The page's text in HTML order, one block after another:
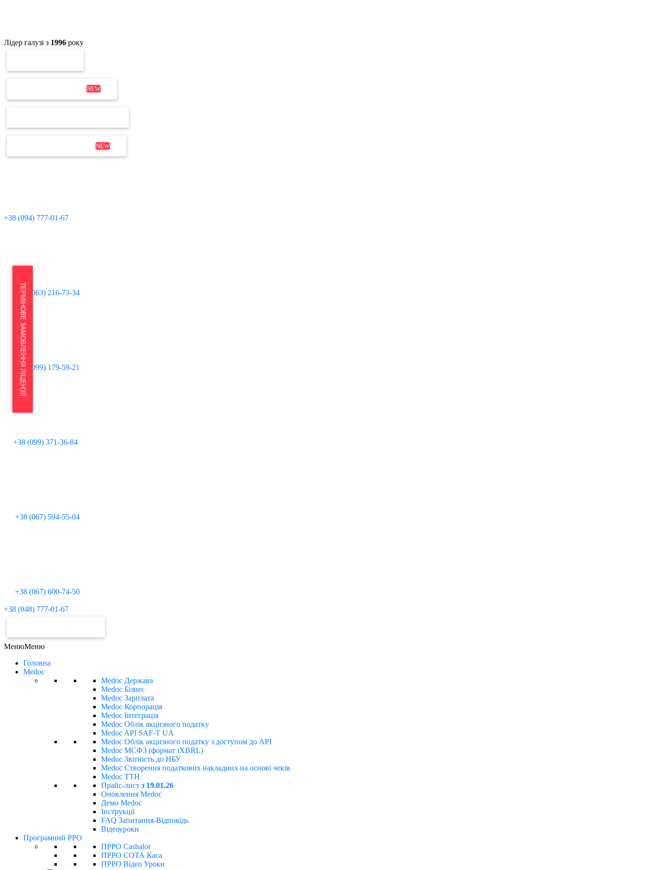
Лідер галузі з 1996 року
ОНОВЛЕННЯ MEDOCNEW
ДИСТРИБУТИВ М.Е.DOCNEW
+38 (094) 777-01-67
+38 (063) 216-73-34
+38 (099) 179-59-21
+38 (099) 371-36-84
+38 (067) 594-55-04
+38 (067) 600-74-50
+38 (048) 777-01-67
МенюМеню
Головна
Medoc
Medoc Держава
Medoc Бізнес
Medoc Зарплата
Medoc Корпорація
Medoc Інтеграція
Medoc Облік акцизного податку
Medoc API SAF-T UA
Medoc Облік акцизного податку з доступом до API
Medoc МСФЗ (формат іХBRL)
Medoc Звітність до НБУ
Medoc Створення податкових накладних на основі чеків
Medoc ТТН
Прайс-лист з 19.01.26
Оновлення Medoc
Демо Medoc
Інструкції
FAQ Запитання-Відповідь
Відеоуроки
Програмний РРО
ПРРО Cashalot
ПРРО СОТА Каса
ПРРО Відео Уроки
ТЕРМІНОВЕ ЗАМОВЛЕННЯ ЛІЦЕНЗІЇ